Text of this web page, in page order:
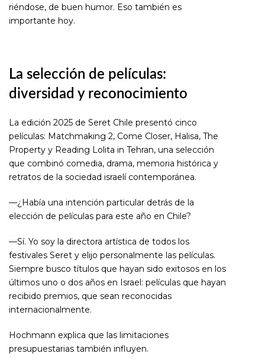
riéndose, de buen humor. Eso también es
importante hoy.
La selección de películas:
diversidad y reconocimiento
La edición 2025 de Seret Chile presentó cinco
películas: Matchmaking 2, Come Closer, Halisa, The
Property y Reading Lolita in Tehran, una selección
que combinó comedia, drama, memoria histórica y
retratos de la sociedad israelí contemporánea.
—¿Había una intención particular detrás de la
elección de películas para este año en Chile?
—Sí. Yo soy la directora artística de todos los
festivales Seret y elijo personalmente las películas.
Siempre busco títulos que hayan sido exitosos en los
últimos uno o dos años en Israel: películas que hayan
recibido premios, que sean reconocidas
internacionalmente.
Hochmann explica que las limitaciones
presupuestarias también influyen.